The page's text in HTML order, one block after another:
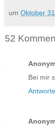
um Oktober
52
Bei mir